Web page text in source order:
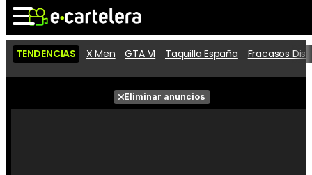
Noticias
Cartelera
TENDENCIAS X Men GTA VI Taquilla España Fracasos
Eliminar anuncios